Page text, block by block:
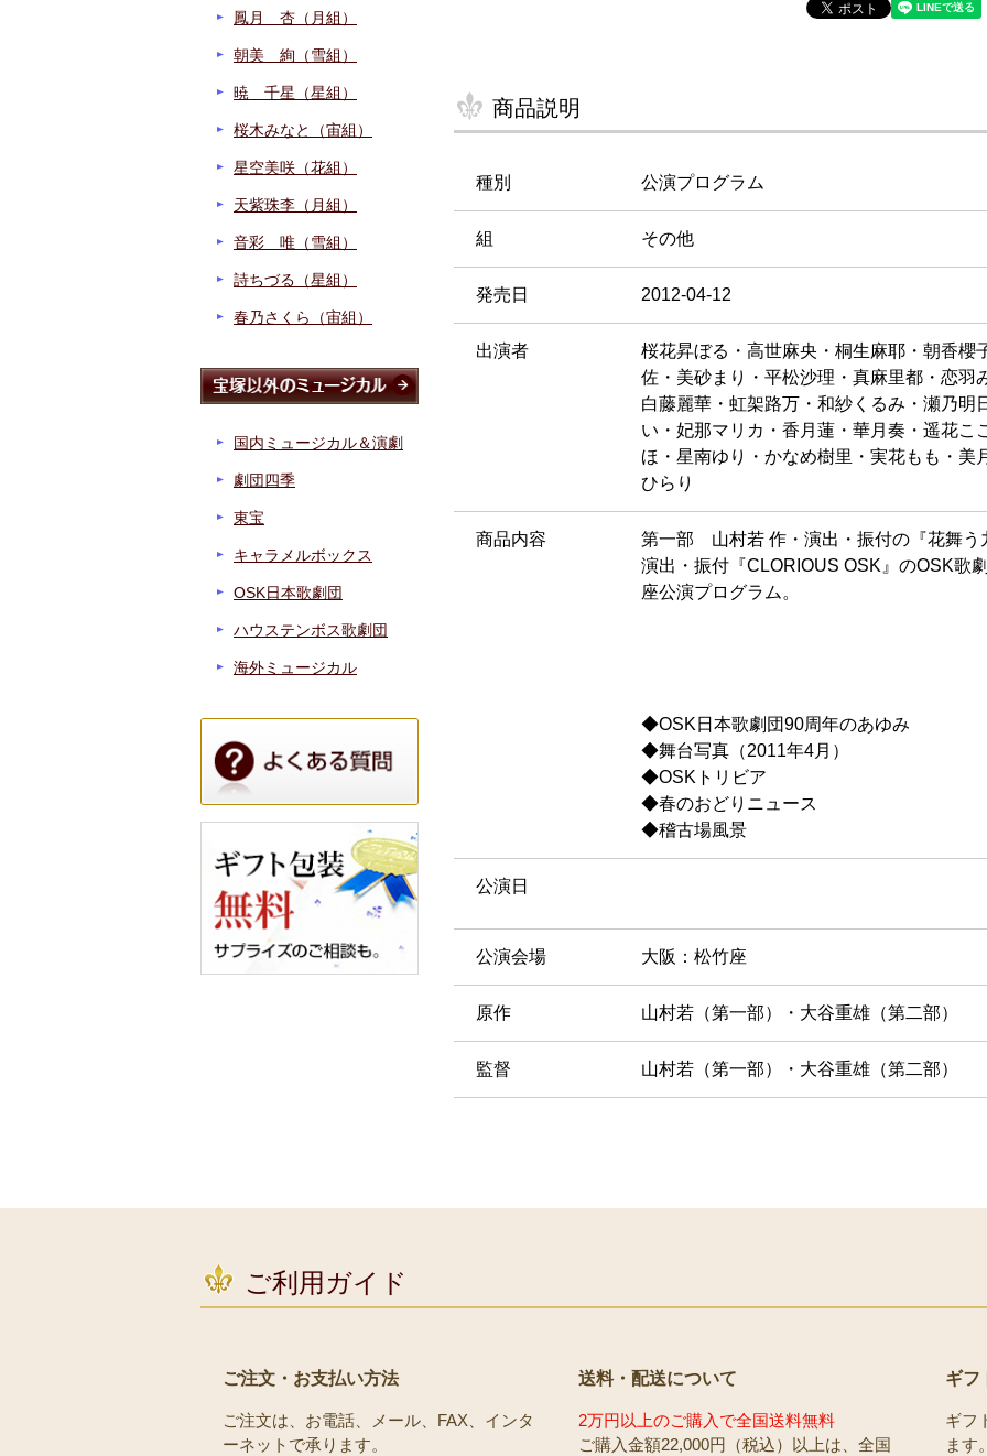
商品説明
種別 公演プログラム
組 その他
発売日 2012-04-12
出演者
桜花昇ぼる・高世麻央・桐生麻耶・朝香櫻
佐・美砂まり・平松沙理・真麻里都・恋羽
白藤麗華・虹架路万・和紗くるみ・瀬乃明
い・妃那マリカ・香月蓮・華月奏・遥花こ
ほ・星南ゆり・かなめ樹里・実花もも・美
ひらり
商品内容
第一部 山村若 作・演出・振付の『花舞
演出・振付『CLORIOUS OSK』のOSK
座公演プログラム。
◆OSK日本歌劇団90周年のあゆみ
◆舞台写真（2011年4月）
◆OSKトリビア
◆春のおどりニュース
◆稽古場風景
公演日
公演会場 大阪：松竹座
原作 山村若（第一部）・大谷重雄（第二部）
監督 山村若（第一部）・大谷重雄（第二部）
鳳月 杏（月組）
朝美 絢（雪組）
暁 千星（星組）
桜木みなと（宙組）
星空美咲（花組）
天紫珠李（月組）
音彩 唯（雪組）
詩ちづる（星組）
春乃さくら（宙組）
国内ミュージカル＆演劇
劇団四季
東宝
キャラメルボックス
OSK日本歌劇団
ハウステンボス歌劇団
海外ミュージカル
ご利用ガイド
ご注文・お支払い方法
ご注文は、お電話、メール、FAX、インタ
ーネットで承ります。
送料・配送について
2万円以上のご購入で全国送料無料
ご購入金額22,000円（税込）以上は、全国
ギフ
ギフ
ます